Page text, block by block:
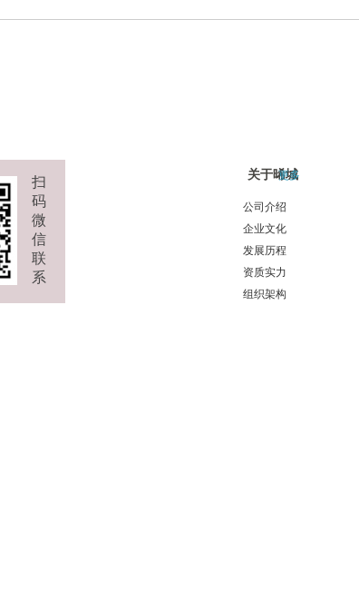
扫
码
微
信
联
系
关于晞城
更多
公司介绍
企业文化
发展历程
资质实力
组织架构